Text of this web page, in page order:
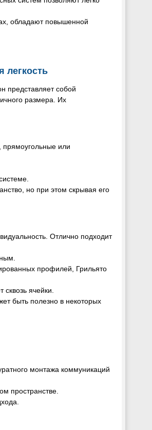
обладают повышенной
легкость
представляет собой
размера. Их
или
но при этом скрывая его
Отлично подходит
профилей, Грильято
ячейки.
быть полезно в некоторых
монтажа коммуникаций
пространстве.